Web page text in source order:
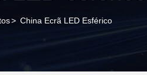
> China Ecrã LED Esférico